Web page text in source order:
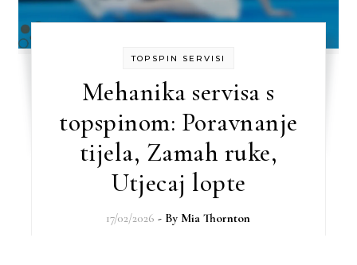
TOPSPIN SERVISI
Mehanika servisa s
topspinom: Poravnanje
tijela, Zamah ruke,
Utjecaj lopte
17/02/2026 - By Mia Thornton